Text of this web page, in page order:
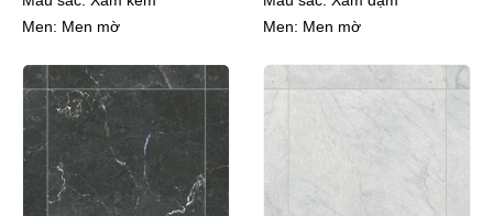
Men: Men mờ
Men: Men mờ